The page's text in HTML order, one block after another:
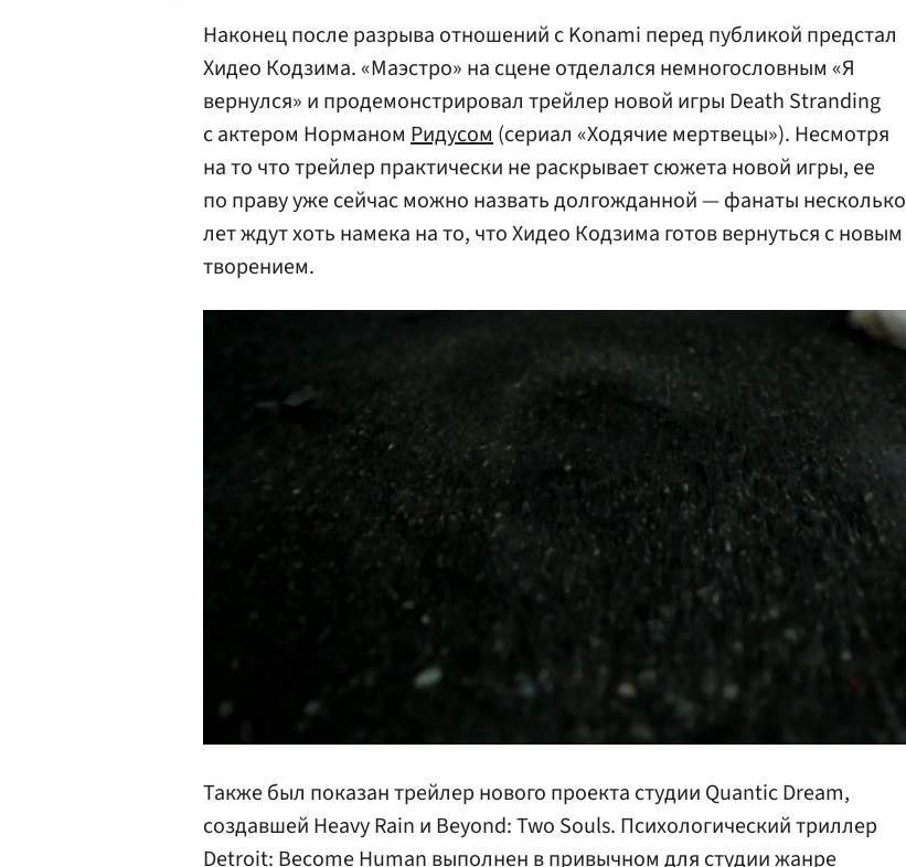
Наконец после разрыва отношений с Konami перед публикой предстал
Хидео Кодзима. «Маэстро» на сцене отделался немногословным «Я
вернулся» и продемонстрировал трейлер новой игры Death Stranding
с актером Норманом Ридусом(сериал «Ходячие мертвецы»). Несмотря
на то что трейлер практически не раскрывает сюжета новой игры, ее
по праву уже сейчас можно назвать долгожданной — фанаты несколько
лет ждут хоть намека на то, что Хидео Кодзима готов вернуться с новым
творением.
Также был показан трейлер нового проекта студии Quantic Dream,
создавшей Heavy Rain и Beyond: Two Souls. Психологический триллер
Detroit: Become Human выполнен в привычном для студии жанре